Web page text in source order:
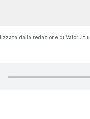
dalla redazione di Valori.it